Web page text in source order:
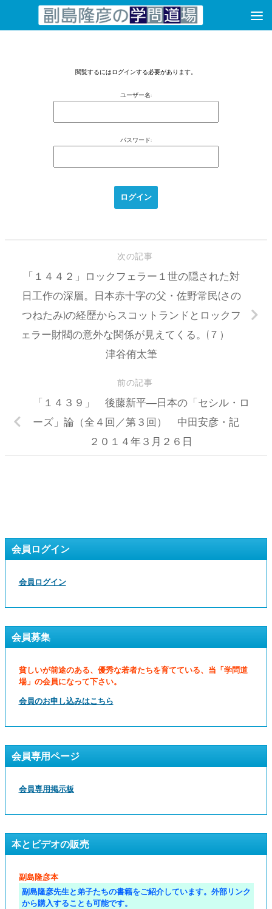
コンテンツへスキップ
閲覧するにはログインする必要があります。
ユーザー名:
パスワード:
次の記事
「１４４２」ロックフェラー１世の隠された対
日工作の深層。日本赤十字の父・佐野常民(さの
つねたみ)の経歴からスコットランドとロックフ
ェラー財閥の意外な関係が見えてくる。(７）
津谷侑太筆
前の記事
「１４３９」 後藤新平―日本の「セシル・ロ
ーズ」論（全４回／第３回） 中田安彦・記
２０１４年３月２６日
会員ログイン
会員ログイン
会員募集
貧しいが前途のある、優秀な若者たちを育てている、当「学問道
場」の会員になって下さい。
会員のお申し込みはこちら
会員専用ページ
会員専用掲示板
本とビデオの販売
副島隆彦本
副島隆彦先生と弟子たちの書籍をご紹介しています。外部リンク
から購入することも可能です。